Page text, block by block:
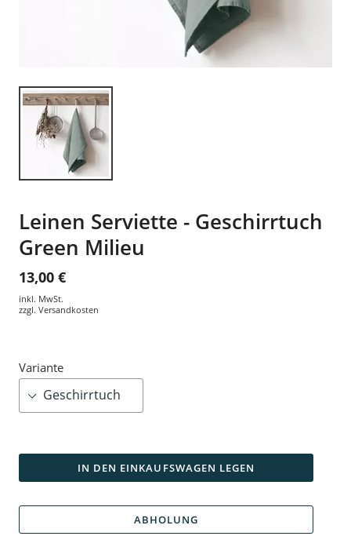
Leinen Serviette - Geschirrtuch
Green Milieu
13,00 €
inkl. MwSt.
zzgl. Versandkosten
Variante
IN DEN EINKAUFSWAGEN LEGEN
ABHOLUNG